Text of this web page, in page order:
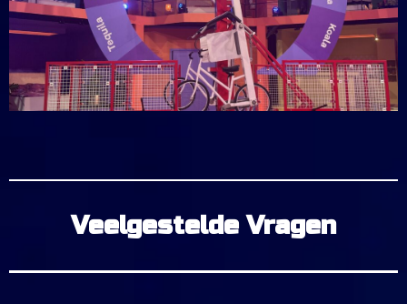
Veelgestelde Vragen